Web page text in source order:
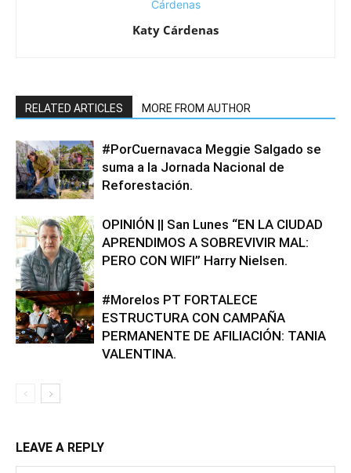
Katy Cárdenas
RELATED ARTICLES MORE FROM AUTHOR
#PorCuernavaca Meggie Salgado se
suma a la Jornada Nacional de
Reforestación.
OPINIÓN || San Lunes “EN LA CIUDAD
APRENDIMOS A SOBREVIVIR MAL:
PERO CON WIFI” Harry Nielsen.
#Morelos PT FORTALECE
ESTRUCTURA CON CAMPAÑA
PERMANENTE DE AFILIACIÓN: TANIA
VALENTINA.
LEAVE A REPLY